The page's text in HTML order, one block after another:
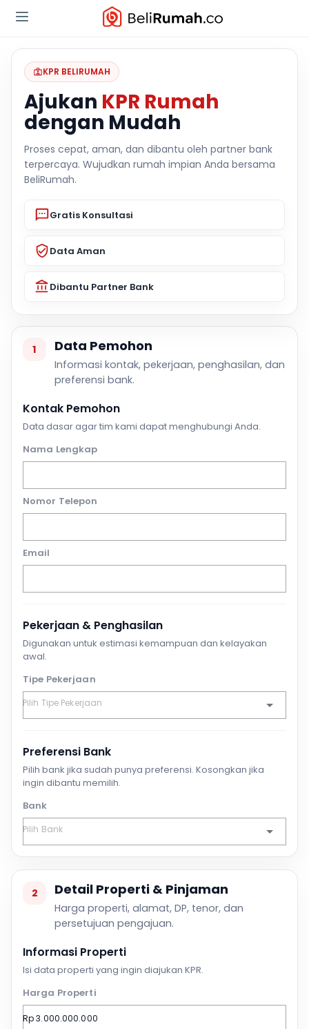
KPR BELIRUMAH
Ajukan KPR Rumah
dengan Mudah
Proses cepat, aman, dan dibantu oleh partner bank
terpercaya. Wujudkan rumah impian Anda bersama
BeliRumah.
Gratis Konsultasi
Data Aman
Dibantu Partner Bank
1 Data Pemohon
Informasi kontak, pekerjaan, penghasilan, dan
preferensi bank.
Kontak Pemohon
Data dasar agar tim kami dapat menghubungi Anda.
Nama Lengkap
Nomor Telepon
Email
Pekerjaan & Penghasilan
Digunakan untuk estimasi kemampuan dan kelayakan
awal.
Tipe Pekerjaan
Preferensi Bank
Pilih bank jika sudah punya preferensi. Kosongkan jika
ingin dibantu memilih.
Bank
2 Detail Properti & Pinjaman
Harga properti, alamat, DP, tenor, dan
persetujuan pengajuan.
Informasi Properti
Isi data properti yang ingin diajukan KPR.
Harga Properti